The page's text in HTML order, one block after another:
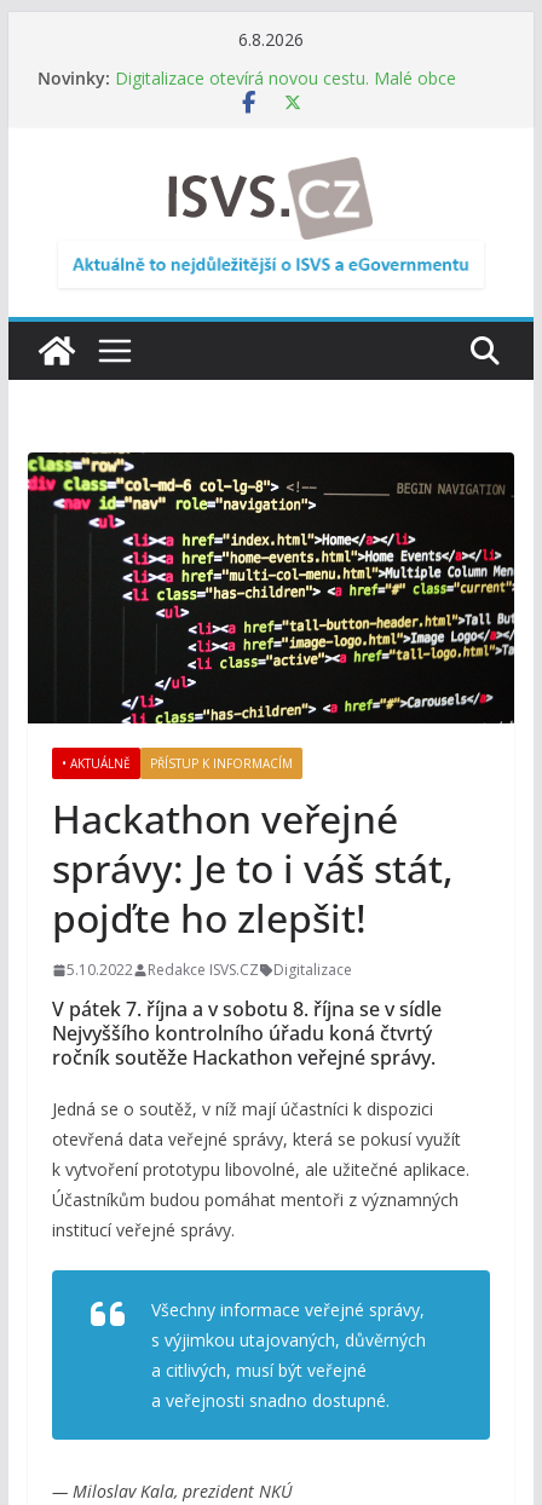
6.8.2026
Novinky: Digitalizace otevírá novou cestu. Malé obce
nemusí zanikat, mohou více spolupracovat
DIA: Informační systém dlouhodobého řízení
(ISDŘ) je od července v plném provozu
RVIS – Výbor pro architekturu a řízení ICT
zveřejnil materiály z nového jednání
Informace o obcích vždy po ruce. SMS ČR spouští
• AKTUÁLNĚ PŘÍSTUP K INFORMACÍM
Hackathon veřejné
správy: Je to i váš stát,
pojďte ho zlepšit!
5.10.2022 Redakce ISVS.CZ Digitalizace
V pátek 7. října a v sobotu 8. října se v sídle
Nejvyššího kontrolního úřadu koná čtvrtý
ročník soutěže Hackathon veřejné správy.
Jedná se o soutěž, v níž mají účastníci k dispozici
otevřená data veřejné správy, která se pokusí využít
k vytvoření prototypu libovolné, ale užitečné aplikace.
Účastníkům budou pomáhat mentoři z významných
institucí veřejné správy.
Všechny informace veřejné správy,
s výjimkou utajovaných, důvěrných
a citlivých, musí být veřejné
a veřejnosti snadno dostupné.
— Miloslav Kala, prezident NKÚ